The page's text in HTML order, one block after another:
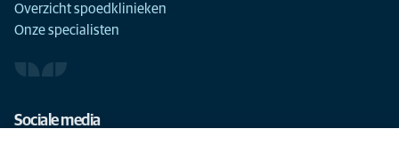
Overzicht spoedklinieken
Onze specialisten
Sociale media